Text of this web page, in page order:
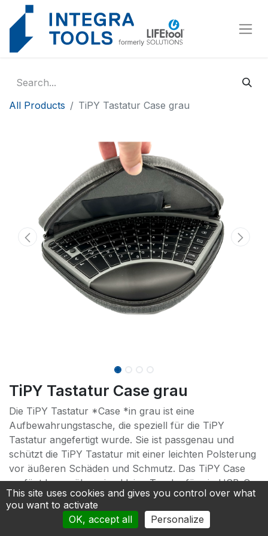
All Products TiPY Tastatur Case grau
TiPY Tastatur Case grau
Die TiPY Tastatur *Case *in grau ist eine
Aufbewahrungstasche, die speziell für die TiPY
Tastatur angefertigt wurde. Sie ist passgenau und
schützt die TiPY Tastatur mit einer leichten Polsterung
vor äußeren Schäden und Schmutz. Das TiPY Case
verfügt Innen über eine kleine Tasche für ein USB-C
Kabel.
Cookies management panel
This site uses cookies and gives you control over what
you want to activate
OK, accept all
Personalize